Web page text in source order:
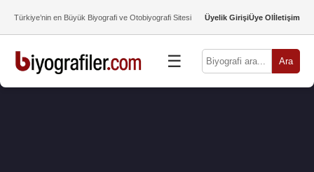
Türkiye’nin en Büyük Biyografi ve Otobiyografi Sitesi Üyelik GirişiÜye Olİletişim
☰ Ara